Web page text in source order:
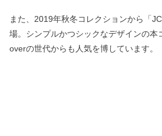
また、2019年秋冬コレクションから「
場。シンプルかつシックなデザインの本
overの世代からも人気を博しています。